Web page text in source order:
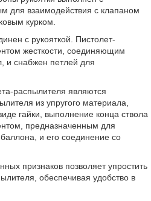
для взаимодействия с клапаном
курком.
с рукояткой. Пистолет-
жесткости, соединяющим
и снабжен петлей для
распылителя являются
из упругого материала,
гайки, выполнение конца ствола
предназначенным для
и его соединение со
признаков позволяет упростить
обеспечивая удобство в